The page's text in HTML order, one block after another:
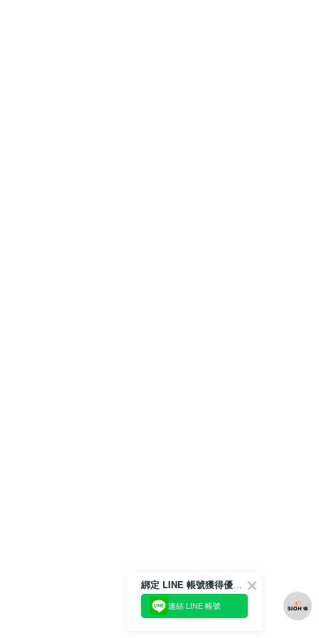
綁定 LINE 帳號獲得優惠券！
連結 LINE 帳號